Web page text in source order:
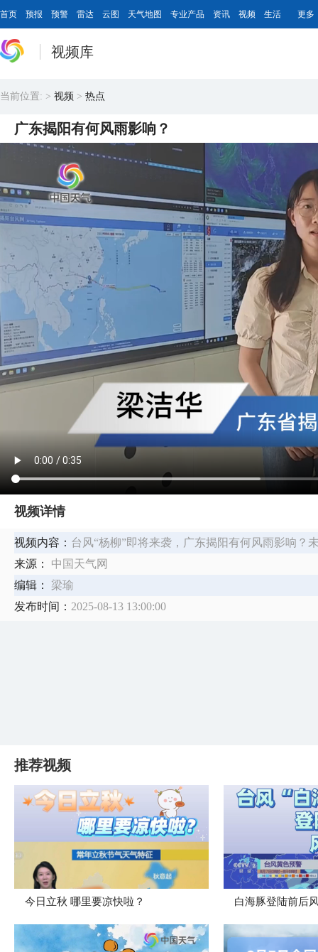
首页 预报 预警 雷达 云图 天气地图 专业产品 资讯 视频 生活 更多
视频库
当前位置: > 视频 > 热点
广东揭阳有何风雨影响？
视频详情
视频内容： 台风“杨柳”即将来袭，广东揭阳有何风雨影响？
来源：
中国天气网
编辑：
梁瑜
发布时间： 2025-08-13 13:00:00
推荐视频
今日立秋 哪里要凉快啦？ 白海豚登陆前后